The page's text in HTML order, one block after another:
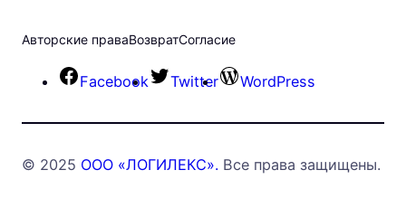
Авторские праваВозвратСогласие
Facebook Twitter WordPress
© 2025 ООО «ЛОГИЛЕКС». Все права защищены.